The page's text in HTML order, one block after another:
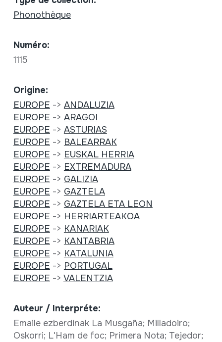
Phonothèque
Numéro:
1115
Origine:
EUROPE -> ANDALUZIA
EUROPE -> ARAGOI
EUROPE -> ASTURIAS
EUROPE -> BALEARRAK
EUROPE -> EUSKAL HERRIA
EUROPE -> EXTREMADURA
EUROPE -> GALIZIA
EUROPE -> GAZTELA
EUROPE -> GAZTELA ETA LEON
EUROPE -> HERRIARTEAKOA
EUROPE -> KANARIAK
EUROPE -> KANTABRIA
EUROPE -> KATALUNIA
EUROPE -> PORTUGAL
EUROPE -> VALENTZIA
Auteur / Interpréte:
Emaile ezberdinak La Musgaña; Milladoiro;
Oskorri; L'Ham de foc; Primera Nota; Tejedor;